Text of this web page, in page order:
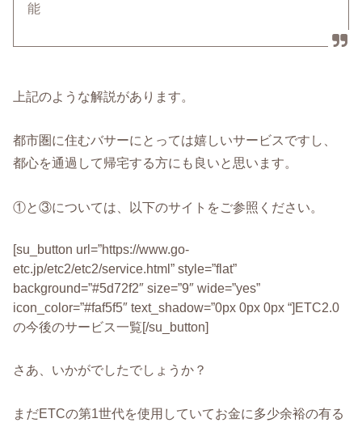
能
上記のような解説があります。
都市圏に住むバサーにとっては嬉しいサービスですし、
都心を通過して帰宅する方にも良いと思います。
①と③については、以下のサイトをご参照ください。
[su_button url=”https://www.go-
etc.jp/etc2/etc2/service.html” style=”flat”
background=”#5d72f2″ size=”9″ wide=”yes”
icon_color=”#faf5f5″ text_shadow=”0px 0px 0px “]ETC2.0
の今後のサービス一覧[/su_button]
さあ、いかがでしたでしょうか？
まだETCの第1世代を使用していてお金に多少余裕の有る